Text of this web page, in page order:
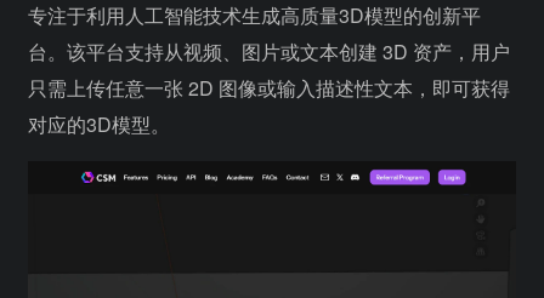
专注于利用人工智能技术生成高质量3D模型的创新平
台。该平台支持从视频、图片或文本创建 3D 资产，用户
只需上传任意一张 2D 图像或输入描述性文本，即可获得
对应的3D模型。